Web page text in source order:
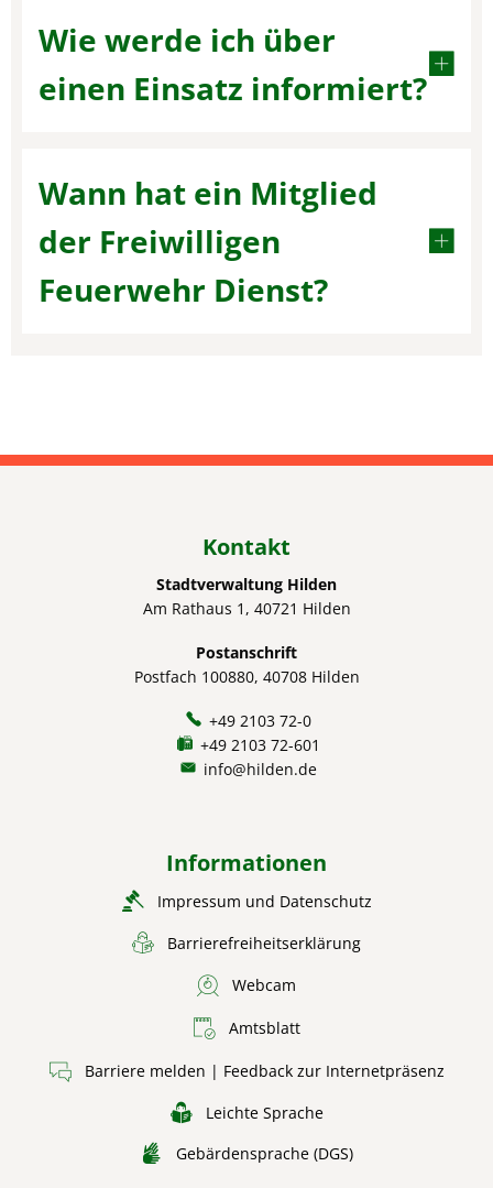
Wie werde ich über
einen Einsatz informiert?
Wann hat ein Mitglied
der Freiwilligen
Feuerwehr Dienst?
Kontakt
Stadtverwaltung Hilden
Am Rathaus 1, 40721 Hilden
Postanschrift
Postfach 100880, 40708 Hilden
+49 2103 72-0
+49 2103 72-601
info@hilden.de
Informationen
Impressum und Datenschutz
Barrierefreiheitserklärung
Webcam
Amtsblatt
Barriere melden | Feedback zur Internetpräsenz
Leichte Sprache
Gebärdensprache (DGS)